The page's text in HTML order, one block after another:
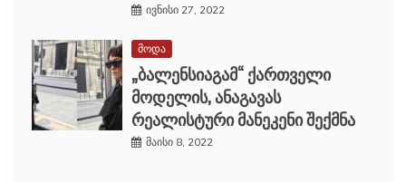
ივნისი 27, 2022
მოდა
„ბალენსიაგამ“ ქართველი
მოდელის, ანაგავას
რეალისტური მანეკენი შექმნა
მაისი 8, 2022